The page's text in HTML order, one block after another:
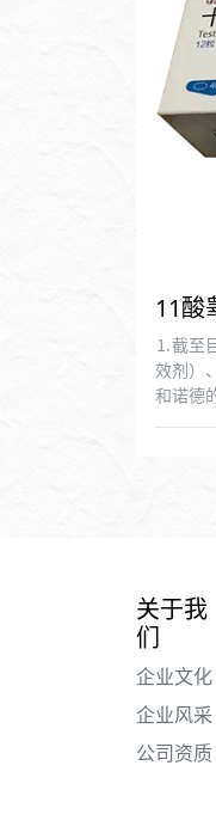
11酸
⒈截至
效剂）
和诺德
关于我
们
企业文化
企业风采
公司资质